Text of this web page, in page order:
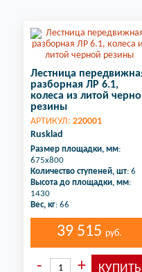
Лестница
разборная ЛР 6.1,
колеса из литой
резины
АРТИКУЛ: 220001
Rusklad
Размер площадки, мм:
675х800
Количество ступеней, шт: 6
Высота до площадки, мм:
1430
Вес, кг: 66
39 515 руб.